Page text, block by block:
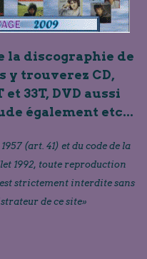
la discographie de
y trouverez CD,
33T, DVD aussi
également etc...
(art. 41) et du code de la
1992, toute reproduction
strictement interdite sans
de ce site»